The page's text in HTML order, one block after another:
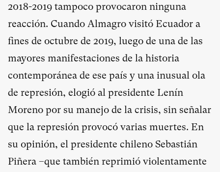
2018-2019 tampoco provocaron ninguna
reacción. Cuando Almagro visitó Ecuador a
fines de octubre de 2019, luego de una de las
mayores manifestaciones de la historia
contemporánea de ese país y una inusual ola
de represión, elogió al presidente Lenín
Moreno por su manejo de la crisis, sin señalar
que la represión provocó varias muertes. En
su opinión, el presidente chileno Sebastián
Piñera –que también reprimió violentamente